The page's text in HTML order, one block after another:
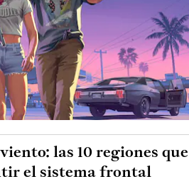
las 10 regiones que
el sistema frontal